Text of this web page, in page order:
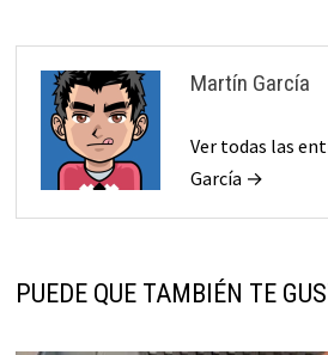
Martín García
Ver todas las
García →
PUEDE QUE TAMBIÉN TE